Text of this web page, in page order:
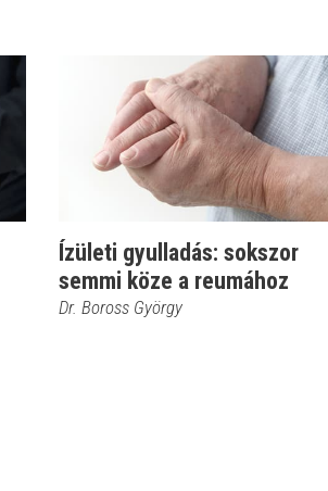
Ízületi gyulladás: sokszor
semmi köze a reumához
Dr. Boross György